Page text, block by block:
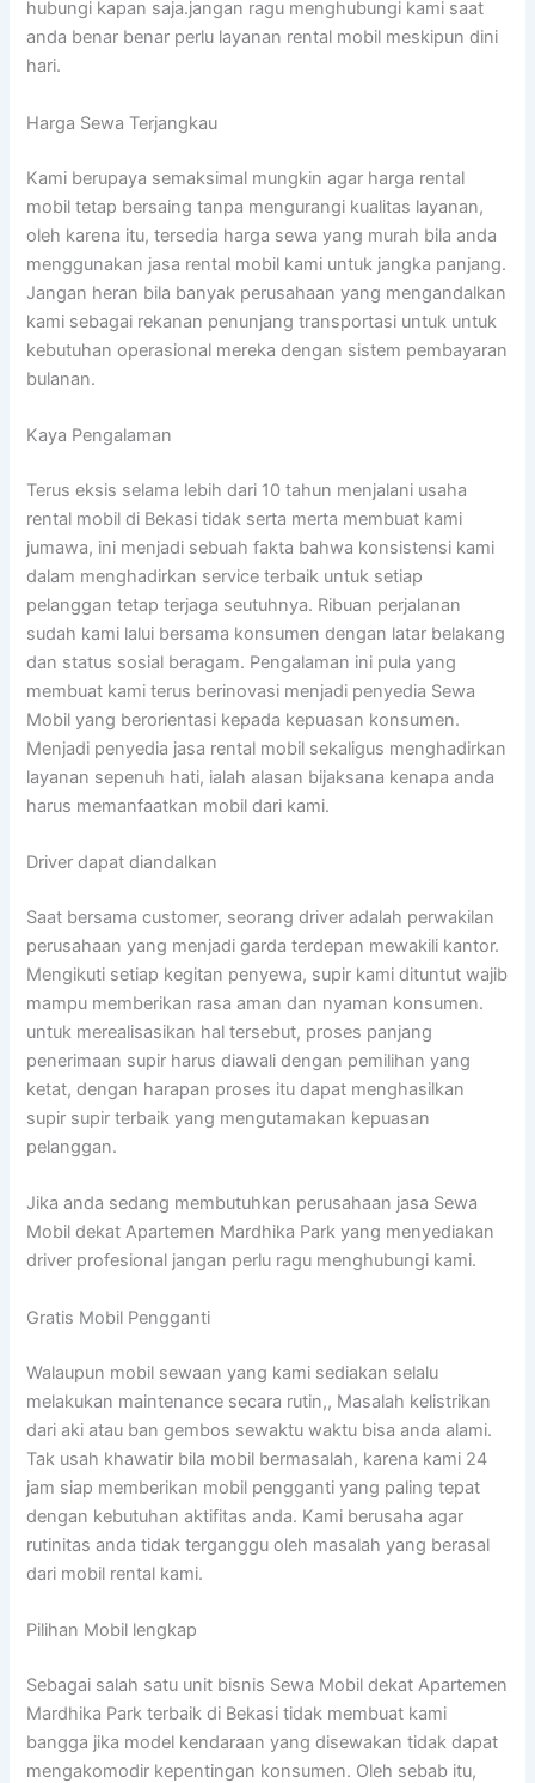
hubungi kapan saja.jangan ragu menghubungi kami saat
anda benar benar perlu layanan rental mobil meskipun dini
hari.
Harga Sewa Terjangkau
Kami berupaya semaksimal mungkin agar harga rental
mobil tetap bersaing tanpa mengurangi kualitas layanan,
oleh karena itu, tersedia harga sewa yang murah bila anda
menggunakan jasa rental mobil kami untuk jangka panjang.
Jangan heran bila banyak perusahaan yang mengandalkan
kami sebagai rekanan penunjang transportasi untuk untuk
kebutuhan operasional mereka dengan sistem pembayaran
bulanan.
Kaya Pengalaman
Terus eksis selama lebih dari 10 tahun menjalani usaha
rental mobil di Bekasi tidak serta merta membuat kami
jumawa, ini menjadi sebuah fakta bahwa konsistensi kami
dalam menghadirkan service terbaik untuk setiap
pelanggan tetap terjaga seutuhnya. Ribuan perjalanan
sudah kami lalui bersama konsumen dengan latar belakang
dan status sosial beragam. Pengalaman ini pula yang
membuat kami terus berinovasi menjadi penyedia Sewa
Mobil yang berorientasi kepada kepuasan konsumen.
Menjadi penyedia jasa rental mobil sekaligus menghadirkan
layanan sepenuh hati, ialah alasan bijaksana kenapa anda
harus memanfaatkan mobil dari kami.
Driver dapat diandalkan
Saat bersama customer, seorang driver adalah perwakilan
perusahaan yang menjadi garda terdepan mewakili kantor.
Mengikuti setiap kegitan penyewa, supir kami dituntut wajib
mampu memberikan rasa aman dan nyaman konsumen.
untuk merealisasikan hal tersebut, proses panjang
penerimaan supir harus diawali dengan pemilihan yang
ketat, dengan harapan proses itu dapat menghasilkan
supir supir terbaik yang mengutamakan kepuasan
pelanggan.
Jika anda sedang membutuhkan perusahaan jasa Sewa
Mobil dekat Apartemen Mardhika Park yang menyediakan
driver profesional jangan perlu ragu menghubungi kami.
Gratis Mobil Pengganti
Walaupun mobil sewaan yang kami sediakan selalu
melakukan maintenance secara rutin,, Masalah kelistrikan
dari aki atau ban gembos sewaktu waktu bisa anda alami.
Tak usah khawatir bila mobil bermasalah, karena kami 24
jam siap memberikan mobil pengganti yang paling tepat
dengan kebutuhan aktifitas anda. Kami berusaha agar
rutinitas anda tidak terganggu oleh masalah yang berasal
dari mobil rental kami.
Pilihan Mobil lengkap
Sebagai salah satu unit bisnis Sewa Mobil dekat Apartemen
Mardhika Park terbaik di Bekasi tidak membuat kami
bangga jika model kendaraan yang disewakan tidak dapat
mengakomodir kepentingan konsumen. Oleh sebab itu,